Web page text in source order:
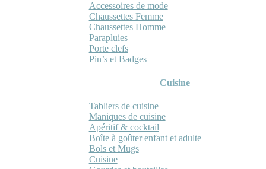
Accessoires de mode
Chaussettes Femme
Chaussettes Homme
Parapluies
Porte clefs
Pin’s et Badges
Cuisine
Tabliers de cuisine
Maniques de cuisine
Apéritif & cocktail
Boîte à goûter enfant et adulte
Bols et Mugs
Cuisine